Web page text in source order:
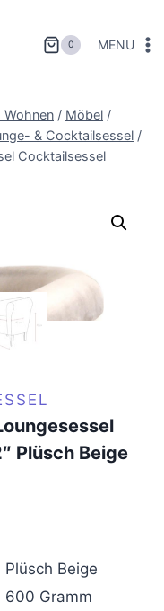
0 MENU
Wohnen / Möbel /
& Cocktailsessel /
Cocktailsessel
Plüsch Beige
Plüsch Beige
600 Gramm